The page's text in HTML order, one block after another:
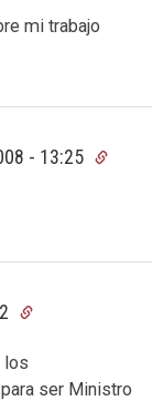
mi trabajo
- 13:25
los
ser Ministro